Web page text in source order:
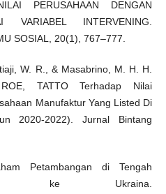
PERUSAHAAN DENGAN
VARIABEL INTERVENING.
SOSIAL, 20(1), 767–777.
W. R., & Masabrino, M. H. H.
TATTO Terhadap Nilai
Manufaktur Yang Listed Di
2020-2022). Jurnal Bintang
Petambangan di Tengah
ke Ukraina.